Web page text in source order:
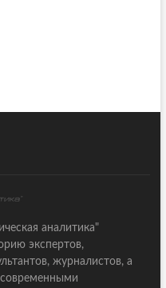
аналитика"
экспертов,
журналистов, а
современными